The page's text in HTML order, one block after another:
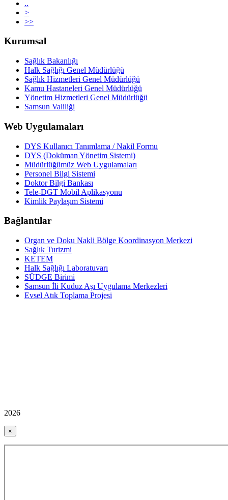
..
>
>>
Kurumsal
Sağlık Bakanlığı
Halk Sağlığı Genel Müdürlüğü
Sağlık Hizmetleri Genel Müdürlüğü
Kamu Hastaneleri Genel Müdürlüğü
Yönetim Hizmetleri Genel Müdürlüğü
Samsun Valiliği
Web Uygulamaları
DYS Kullanıcı Tanımlama / Nakil Formu
DYS (Doküman Yönetim Sistemi)
Müdürlüğümüz Web Uygulamaları
Personel Bilgi Sistemi
Doktor Bilgi Bankası
Tele-DGT Mobil Aplikasyonu
Kimlik Paylaşım Sistemi
Bağlantılar
Organ ve Doku Nakli Bölge Koordinasyon Merkezi
Sağlık Turizmi
KETEM
Halk Sağlığı Laboratuvarı
SÜDGE Birimi
Samsun İli Kuduz Aşı Uygulama Merkezleri
Evsel Atık Toplama Projesi
2026
×